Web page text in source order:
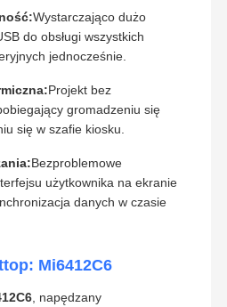
Wystarczająco dużo
do obsługi wszystkich
jednocześnie.
Projekt bez
gromadzeniu się
się w szafie kiosku.
Bezproblemowe
użytkownika na ekranie
danych w czasie
Mi6412C6
, napędzany